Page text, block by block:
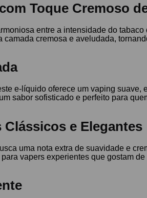
Toque Cremoso
entre a intensidade do
cremosa e aveludada,
e-líquido oferece um vaping
sabor sofisticado e perfeito para
Clássicos e Elegantes
uma nota extra de suavidade e
vapers experientes que gostam